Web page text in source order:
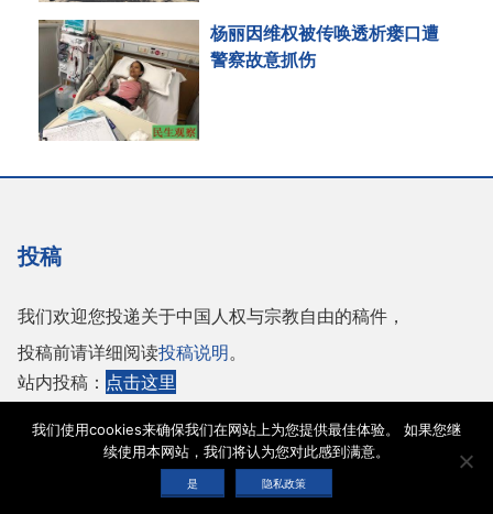
杨丽因维权被传唤透析瘘口遭
警察故意抓伤
投稿
我们欢迎您投递关于中国人权与宗教自由的稿件，
投稿前请详细阅读投稿说明。
站内投稿： 点击这里
Copyright © 2026 保护人权与宗教自由协会 |网站使用条款
明
我们使用cookies来确保我们在网站上为您提供最佳体验。 如果您继
续使用本网站，我们将认为您对此感到满意。
是 隐私政策